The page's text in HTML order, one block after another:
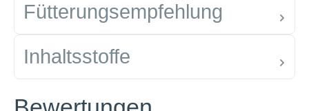
Fütterungsempfehlung
Inhaltsstoffe